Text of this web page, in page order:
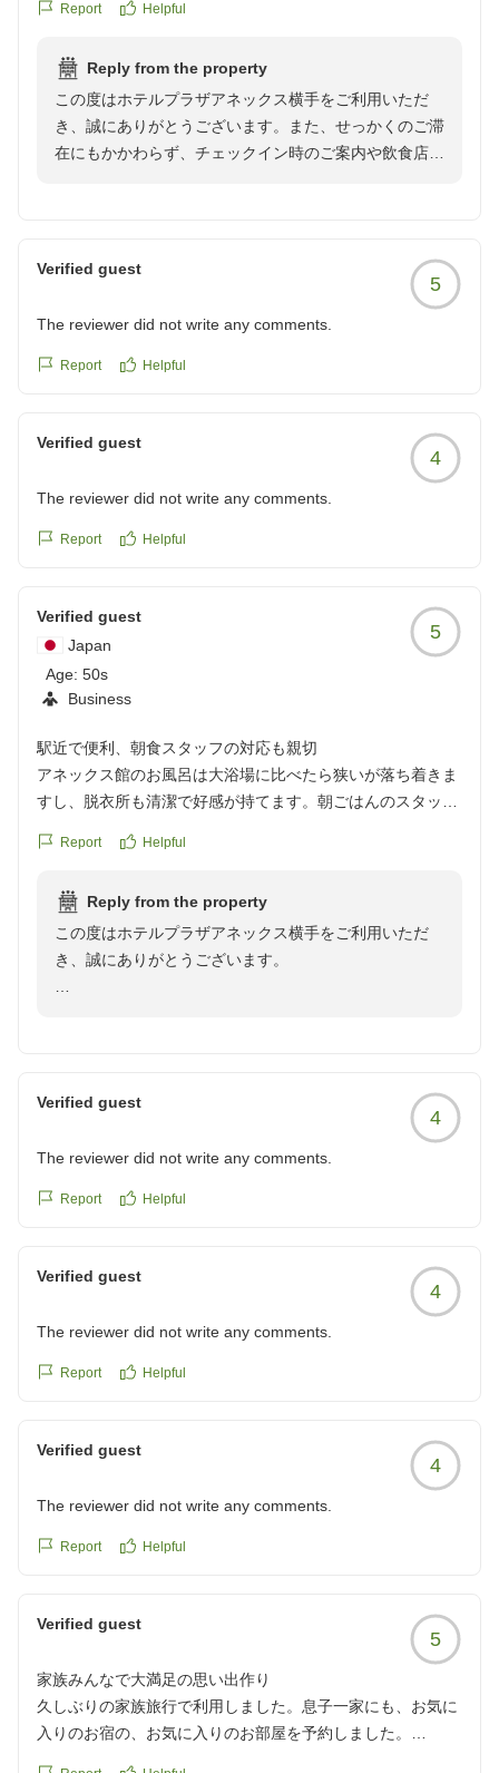
かという店を紹介してくれたが場所の説明が悪く、アチコチ
ーストップ。因みに朝食のスタッフさんは優しかった。
クチコミの詳細はこちらから
https://review.travel.rakuten.co.jp/hotel/voice/55778?
reviewId=33123478445950
Report Helpful
Reply from the property
この度はホテルプラザアネックス横手をご利用いただ
き、誠にありがとうございます。また、せっかくのご滞
在にもかかわらず、チェックイン時のご案内や飲食店の
お客様からいただいたご指摘を真摯に受け止め、チェッ
クイン時の説明方法の改善および、周辺飲食店をご案内
する際の地図や説明内容の見直しを徹底してまいりま
た対応ができるよう、改めて指導を徹底いたします。
より感謝申し上げます。
頂戴したご意見を今後のサービス向上のための貴重な教
訓として参考にさせていただきます。
快適にお過ごしいただけるよう努めてまいります。また
宿泊部フロント 柿崎
Verified guest
5
The reviewer did not write any comments.
Report Helpful
Verified guest
4
The reviewer did not write any comments.
Report Helpful
Verified guest
Japan
Age: 50s
Business
5
駅近で便利、朝食スタッフの対応も親切
アネックス館のお風呂は大浴場に比べたら狭いが落ち着きま
すし、脱衣所も清潔で好感が持てます。朝ごはんのスタッフ
割引きくけど、予約でいっぱいだった残念
https://review.travel.rakuten.co.jp/hotel/voice/55778?
reviewId=33123478292673
Report Helpful
Reply from the property
この度はホテルプラザアネックス横手をご利用いただ
き、誠にありがとうございます。
また、朝食スタッフの対応につきましてもお褒めのお言
葉を頂戴し、本人へも共有させていただきます。スタッ
みにされていたにもかかわらず、ご期待に沿えず申し訳
また横手にお越しの際は、ぜひ当館をご利用ください。
お客様のまたのお越しを心よりお待ちしております。
Verified guest
4
The reviewer did not write any comments.
Report Helpful
Verified guest
4
The reviewer did not write any comments.
Report Helpful
Verified guest
4
The reviewer did not write any comments.
Report Helpful
Verified guest
5
家族みんなで大満足の思い出作り
久しぶりの家族旅行で利用しました。息子一家にも、お気に
入りのお宿の、お気に入りのお部屋を予約しました。